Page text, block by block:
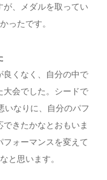
が、メダルを取ってい
ったです。
良くなく、自分の中で
大会でした。シードで
いなりに、自分のパフ
きたかなとおもいま
ォーマンスを変えて
と思います。